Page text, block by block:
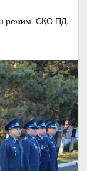
режим. СҚО ПД,